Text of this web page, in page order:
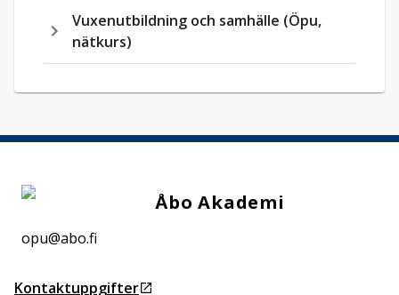
Vuxenutbildning och samhälle (Öpu,
nätkurs)
Åbo Akademi
opu@abo.fi
Kontaktuppgifter